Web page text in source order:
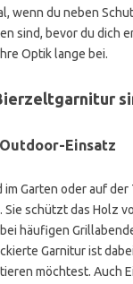
wenn du neben
sind, bevor du dich
Optik lange bei.
Einsatz
Garten oder auf
schützt das Holz
häufigen
Garnitur ist
möchtest. Auch